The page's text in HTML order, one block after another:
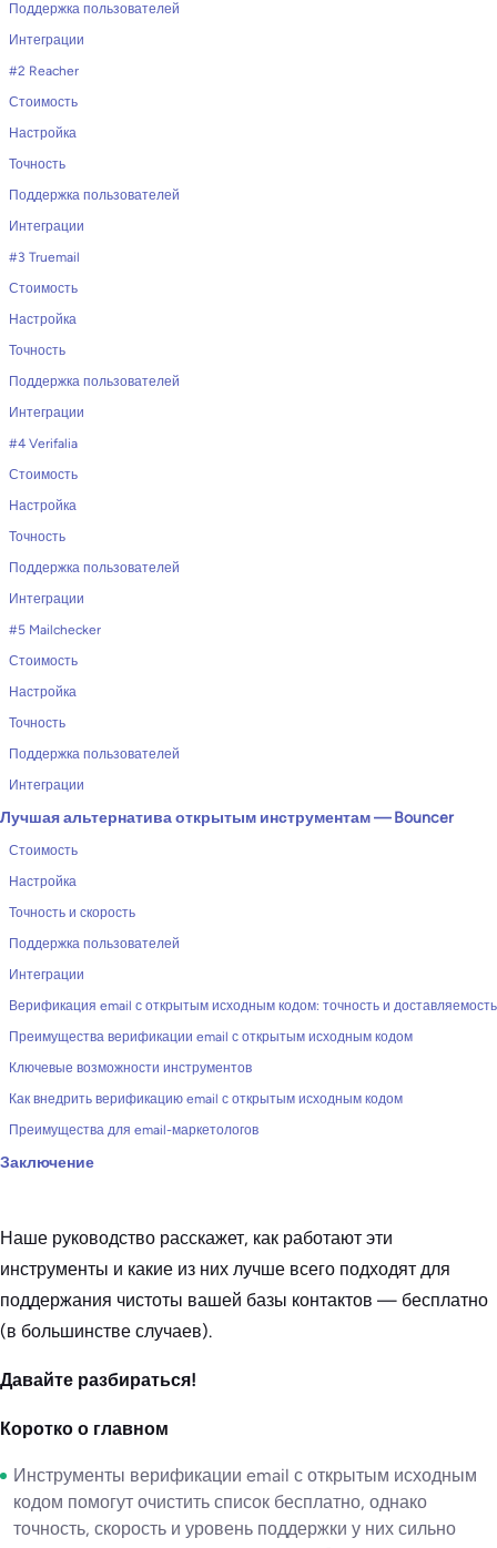
Поддержка пользователей
Интеграции
#2 Reacher
Стоимость
Настройка
Точность
Поддержка пользователей
Интеграции
#3 Truemail
Стоимость
Настройка
Точность
Поддержка пользователей
Интеграции
#4 Verifalia
Стоимость
Настройка
Точность
Поддержка пользователей
Интеграции
#5 Mailchecker
Стоимость
Настройка
Точность
Поддержка пользователей
Интеграции
Лучшая альтернатива открытым инструментам — Bouncer
Стоимость
Настройка
Точность и скорость
Поддержка пользователей
Интеграции
Верификация email с открытым исходным кодом: точность и доставляемость
Преимущества верификации email с открытым исходным кодом
Ключевые возможности инструментов
Как внедрить верификацию email с открытым исходным кодом
Преимущества для email-маркетологов
Заключение
Наше руководство расскажет, как работают эти
инструменты и какие из них лучше всего подходят для
поддержания чистоты вашей базы контактов — бесплатно
(в большинстве случаев).
Давайте разбираться!
Коротко о главном
Инструменты верификации email с открытым исходным
кодом помогут очистить список бесплатно, однако
точность, скорость и уровень поддержки у них сильно